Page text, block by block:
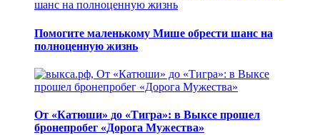
Помогите маленькому Мише обрести шанс на
полноценную жизнь
От «Катюши» до «Тигра»: в Выксе прошел
бронепробег «Дорога Мужества»